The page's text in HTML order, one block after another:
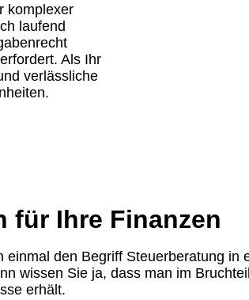
komplexer
laufend
Als Ihr
verlässliche
für Ihre Finanzen
einmal den Begriff Steuerberatung in
wissen Sie ja, dass man im
erhält.